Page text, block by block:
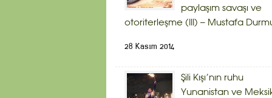
paylaşım savaşı ve
otoriterleşme (III) – Mustafa
28 Kasım 2014
Şili Kışı’nın ruhu
Yunanistan ve